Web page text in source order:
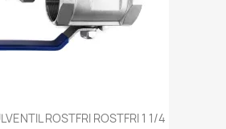
ROSTFRI ROSTFRI 1 1/4